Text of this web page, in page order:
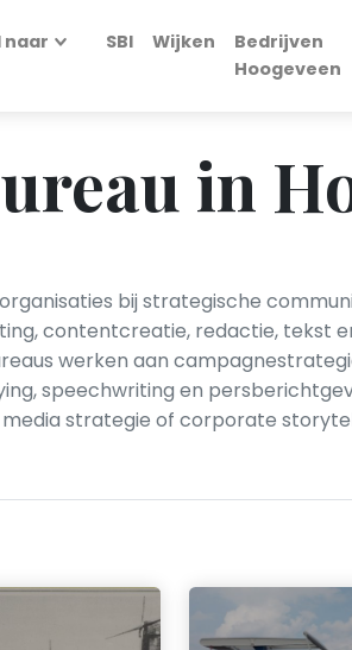
naar SBI Wijken
Bedrijven
Hoogeveen
in
bij strategische
contentcreatie, redactie, tekst
werken aan
speechwriting en
strategie of corporate